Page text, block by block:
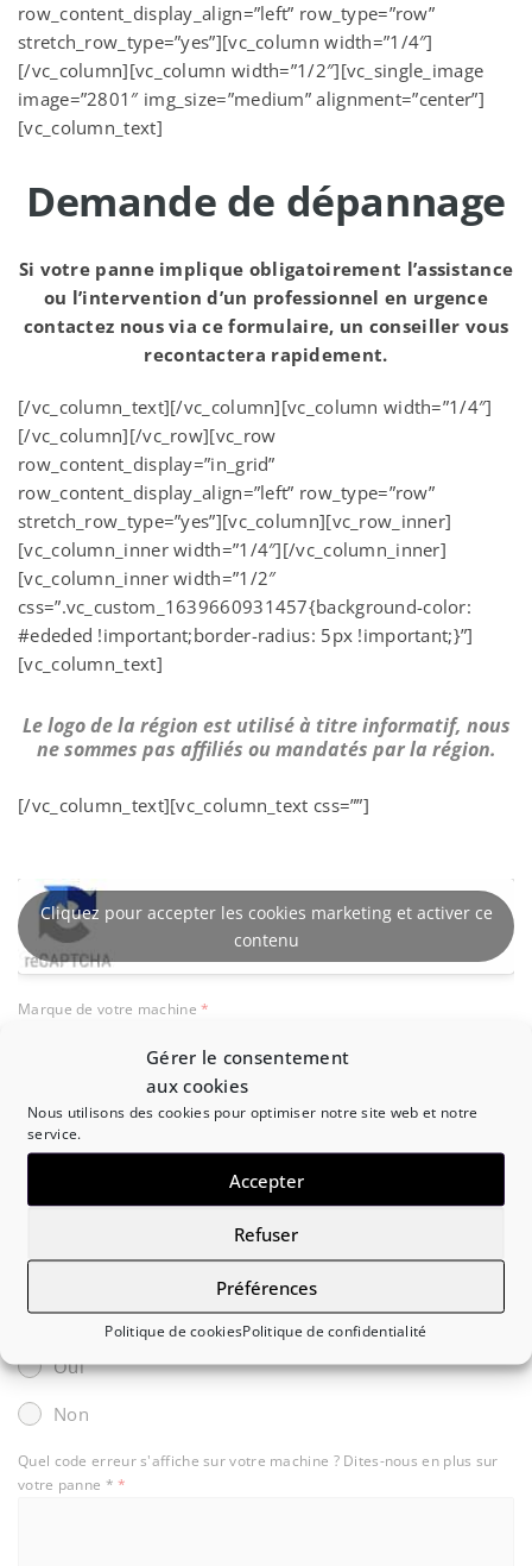
Gérer le consentement
aux cookies
Nous utilisons des cookies pour optimiser notre site web et notre
service.
Accepter
Refuser
Préférences
Politique de cookiesPolitique de confidentialité
row_content_display_align=”left” row_type=”row”
stretch_row_type=”yes”][vc_column width=”1/4″]
[/vc_column][vc_column width=”1/2″][vc_single_image
image=”2801″ img_size=”medium” alignment=”center”]
[vc_column_text]
Demande de dépannage
Si votre panne implique obligatoirement l’assistance
ou l’intervention d’un professionnel en urgence
contactez nous via ce formulaire, un conseiller vous
recontactera rapidement.
[/vc_column_text][/vc_column][vc_column width=”1/4″]
[/vc_column][/vc_row][vc_row
row_content_display=”in_grid”
row_content_display_align=”left” row_type=”row”
stretch_row_type=”yes”][vc_column][vc_row_inner]
[vc_column_inner width=”1/4″][/vc_column_inner]
[vc_column_inner width=”1/2″
css=”.vc_custom_1639660931457{background-color:
#ededed !important;border-radius: 5px !important;}”]
[vc_column_text]
Le logo de la région est utilisé à titre informatif, nous
ne sommes pas affiliés ou mandatés par la région.
[/vc_column_text][vc_column_text css=””]
Cliquez pour accepter les cookies marketing et activer ce
contenu
Marque de votre machine*
Modèle et référence de la machine
Type de PAC
Ballon intégré*
Oui
Non
Quel code erreur s'affiche sur votre machine ? Dites-nous en plus sur
votre panne **